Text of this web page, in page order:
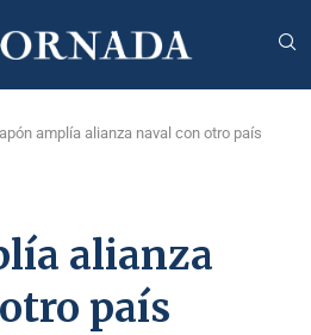
amplía alianza naval con otro país
alianza
país